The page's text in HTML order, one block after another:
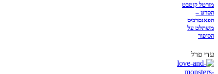
מורטל קומבט
הסרט –
הפאנסרביס
משתלט על
הסיפור
עדי פרל